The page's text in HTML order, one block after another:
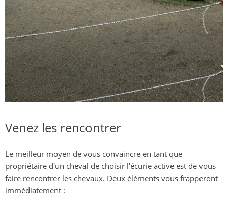
Venez les rencontrer
Le meilleur moyen de vous convaincre en tant que
propriétaire d'un cheval de choisir l'écurie active est de vous
faire rencontrer les chevaux. Deux éléments vous frapperont
immédiatement :